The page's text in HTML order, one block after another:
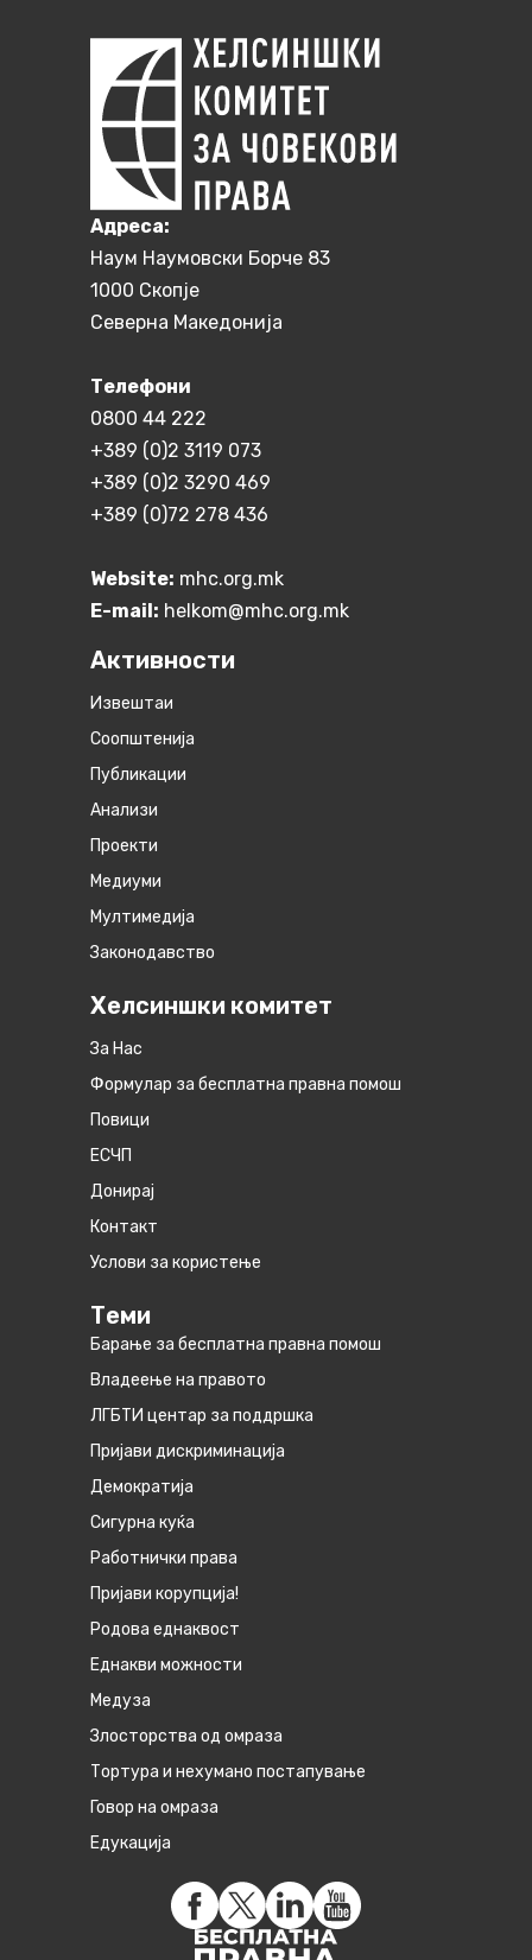
Aдреса:
Наум Наумовски Борче 83
1000 Скопје
Северна Македонија
Телефони
0800 44 222
+389 (0)2 3119 073
+389 (0)2 3290 469
+389 (0)72 278 436
Website: mhc.org.mk
E-mail: helkom@mhc.org.mk
Активности
Извештаи
Соопштенија
Публикации
Анализи
Проекти
Медиуми
Мултимедија
Законодавство
Хелсиншки комитет
За Нас
Формулар за бесплатна правна помош
Повици
ЕСЧП
Донирај
Контакт
Услови за користење
Теми
Барање за бесплатна правна помош
Владеење на правото
ЛГБТИ центар за поддршка
Пријави дискриминација
Демократија
Сигурна куќа
Работнички права
Пријави корупција!
Родова еднаквост
Eднакви можности
Медуза
Злосторства од омраза
Тортура и нехумано постапување
Говор на омраза
Едукација